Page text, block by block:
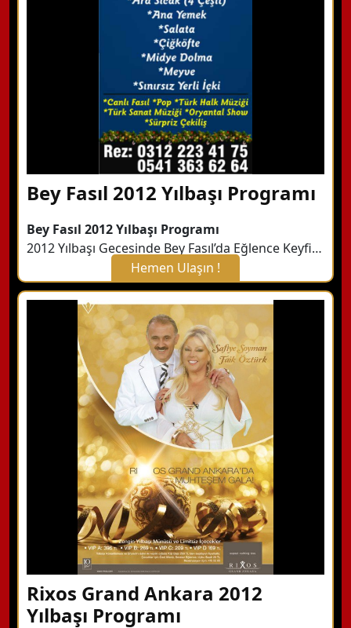
Detaylı Bilgi Alın
Bey Fasıl 2012 Yılbaşı Programı
Bey Fasıl 2012 Yılbaşı Programı
2012 Yılbaşı Gecesinde Bey Fasıl’da Eğlence Keyfi…
Hemen Ulaşın !
X Kapat
WhatsApp ile Bilgi Alın
Hemen Arayın
Detaylı Bilgi Alın
Rixos Grand Ankara 2012
Yılbaşı Programı